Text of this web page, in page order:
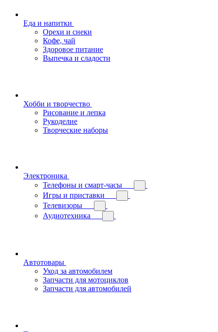
Еда и напитки
Орехи и снеки
Кофе, чай
Здоровое питание
Выпечка и сладости
Хобби и творчество
Рисование и лепка
Рукоделие
Творческие наборы
Электроника
Телефоны и смарт-часы
Игры и приставки
Телевизоры
Аудиотехника
Автотовары
Уход за автомобилем
Запчасти для мотоциклов
Запчасти для автомобилей